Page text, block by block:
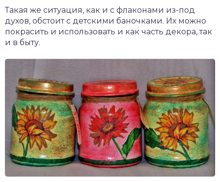
Такая же ситуация, как и с флаконами из-под
духов, обстоит с детскими баночками. Их можно
покрасить и использовать и как часть декора, так
и в быту.